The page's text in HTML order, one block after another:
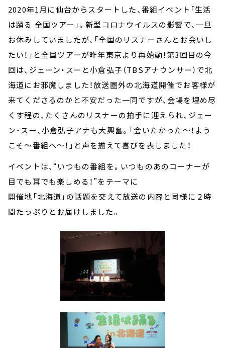
2020年1月に仙台からスタートした、番組イベント「生活
は踊る 全国ツアー」。新型コロナウイルスの影響で、一旦
お休みしていましたが、「全国のリスナーさんとお会いし
たい！」と全国ツアーが昨年東京より再始動！第3回目の今
回は、ジェーン・スーと小倉弘子（TBSアナウンサー）で北
海道にお邪魔しました！放送圏外の北海道開催でお客様が
来てくださるのかと不安だった一同ですが、会場を埋め尽
くす程の、たくさんのリスナーの拍手に迎えられ、ジェー
ン・スー、小倉弘子アナも大興奮。「会いたかった～！よう
こそ～番組へ～！」と声を揃えて喜びを表しました！
イベントは、“いつもの番組を。いつものあのコーナーが
目でも耳でも楽しめる！”をテーマに
開催地「北海道」の話題を交えて放送の内容と同様に２時
間たっぷりとお届けしました。